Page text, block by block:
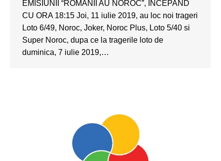
EMISIUNII “ROMANII AU NOROC”, INCEPAND
CU ORA 18:15 Joi, 11 iulie 2019, au loc noi trageri
Loto 6/49, Noroc, Joker, Noroc Plus, Loto 5/40 si
Super Noroc, dupa ce la tragerile loto de
duminica, 7 iulie 2019,…